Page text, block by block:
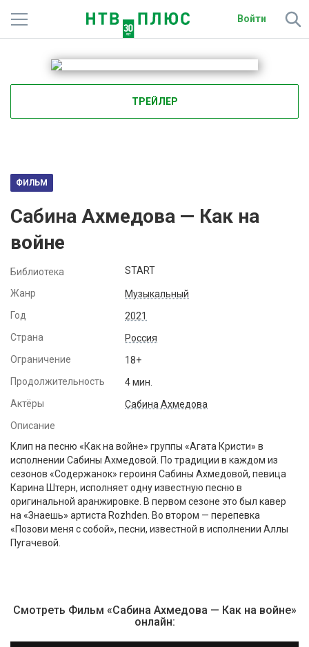
Войти
Телеканалы
Фильмы и сериалы
Спорт
Радио
Спутниковым абонентам
О сайте
ТРЕЙЛЕР
ФИЛЬМ
Сабина Ахмедова — Как на
войне
Библиотека START
Жанр
Музыкальный
Год
2021
Страна
Россия
Ограничение
18+
Продолжительность
4 мин.
Актёры
Сабина Ахмедова
Описание
Клип на песню «Как на войне» группы «Агата Кристи» в
исполнении Сабины Ахмедовой. По традиции в каждом из
сезонов «Содержанок» героиня Сабины Ахмедовой, певица
Карина Штерн, исполняет одну известную песню в
оригинальной аранжировке. В первом сезоне это был кавер
на «Знаешь» артиста Rozhden. Во втором — перепевка
«Позови меня с собой», песни, известной в исполнении Аллы
Пугачевой.
Смотреть Фильм «Сабина Ахмедова — Как на войне»
онлайн: